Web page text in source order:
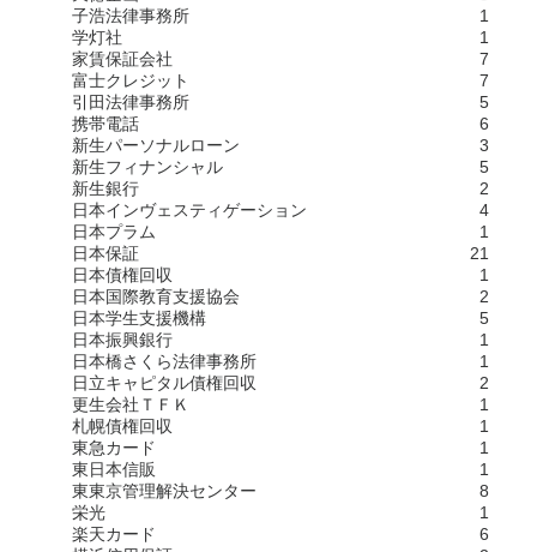
子浩法律事務所
1
学灯社
1
家賃保証会社
7
富士クレジット
7
引田法律事務所
5
携帯電話
6
新生パーソナルローン
3
新生フィナンシャル
5
新生銀行
2
日本インヴェスティゲーション
4
日本プラム
1
日本保証
21
日本債権回収
1
日本国際教育支援協会
2
日本学生支援機構
5
日本振興銀行
1
日本橋さくら法律事務所
1
日立キャピタル債権回収
2
更生会社ＴＦＫ
1
札幌債権回収
1
東急カード
1
東日本信販
1
東東京管理解決センター
8
栄光
1
楽天カード
6